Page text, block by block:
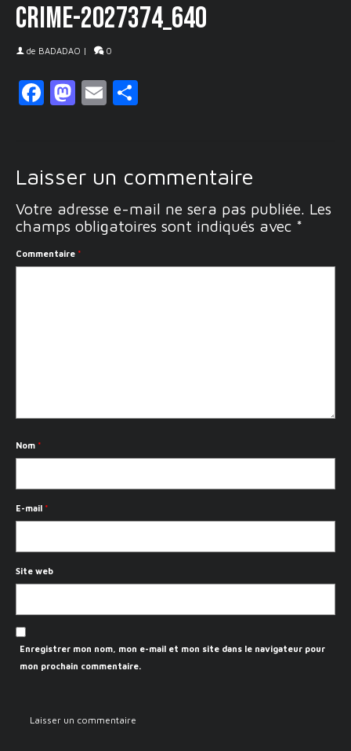
crime-2027374_640
de BADADAO | 0
Facebook
Mastodon
Email
Laisser un commentaire
Votre adresse e-mail ne sera pas publiée. Les
champs obligatoires sont indiqués avec *
Commentaire *
Nom *
E-mail *
Site web
Enregistrer mon nom, mon e-mail et mon site dans le navigateur pour
mon prochain commentaire.